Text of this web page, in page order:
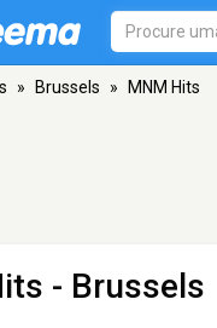
» Brussels » MNM Hits
- Brussels